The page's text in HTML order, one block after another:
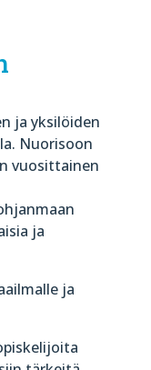
ja yksilöiden
Nuorisoon
vuosittainen
ja
ja